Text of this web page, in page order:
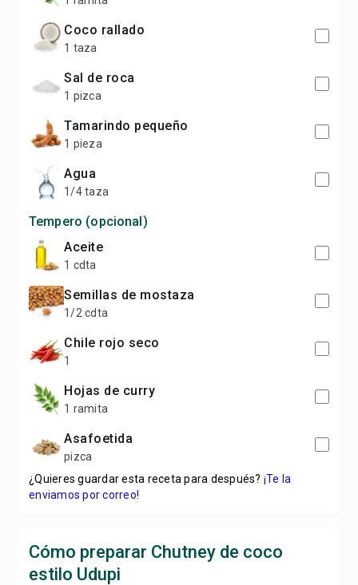
coco rallado
1 taza
sal de roca
1 pizca
tamarindo pequeño
1 pieza
agua
1/4 taza
Tempero (opcional)
aceite
1 cdta
semillas de mostaza
1/2 cdta
chile rojo seco
1
hojas de curry
1 ramita
asafoetida
pizca
¿Quieres guardar esta receta para después? ¡Te la
enviamos por correo!
Cómo preparar Chutney de coco
estilo Udupi